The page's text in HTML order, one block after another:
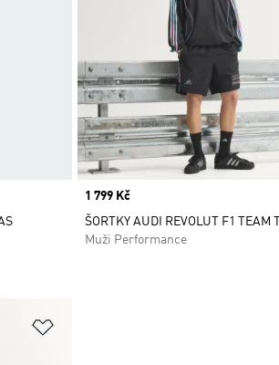
Price
1 799 Kč
ŠORTKY AUDI REVOLUT F1 TEAM
Muži Performance